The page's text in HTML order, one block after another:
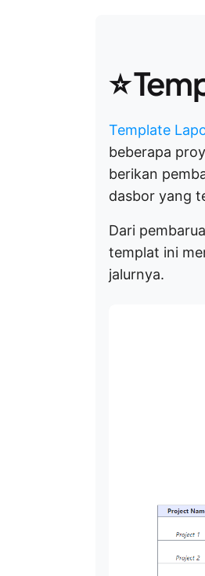
⭐
Template
beberapa
berikan
dasbor yang
Dari
templat ini
jalurnya.